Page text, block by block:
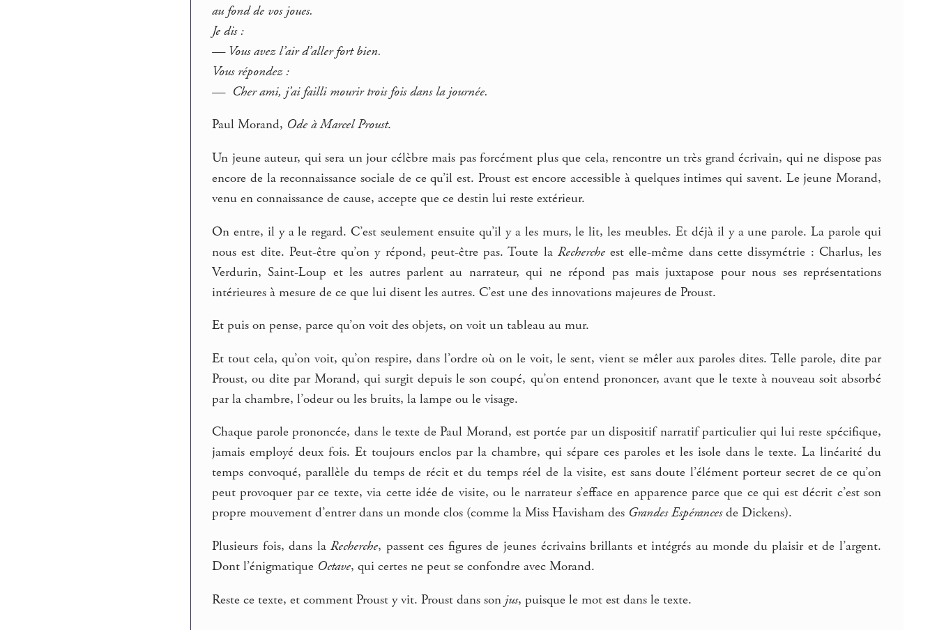
au fond de vos joues.
Je dis :
— Vous avez l’air d’aller fort bien.
Vous répondez :
— Cher ami, j’ai failli mourir trois fois dans la journée.
Paul Morand, Ode à Marcel Proust.
Un jeune auteur, qui sera un jour célèbre mais pas forcément plus que cela, rencontre un très grand écrivain, qui ne dispose pas
encore de la reconnaissance sociale de ce qu’il est. Proust est encore accessible à quelques intimes qui savent. Le jeune Morand,
venu en connaissance de cause, accepte que ce destin lui reste extérieur.
On entre, il y a le regard. C’est seulement ensuite qu’il y a les murs, le lit, les meubles. Et déjà il y a une parole. La parole qui
nous est dite. Peut-être qu’on y répond, peut-être pas. Toute la Rechercheest elle-même dans cette dissymétrie : Charlus, les
Verdurin, Saint-Loup et les autres parlent au narrateur, qui ne répond pas mais juxtapose pour nous ses représentations
intérieures à mesure de ce que lui disent les autres. C’est une des innovations majeures de Proust.
Et puis on pense, parce qu’on voit des objets, on voit un tableau au mur.
Et tout cela, qu’on voit, qu’on respire, dans l’ordre où on le voit, le sent, vient se mêler aux paroles dites. Telle parole, dite par
Proust, ou dite par Morand, qui surgit depuis le son coupé, qu’on entend prononcer, avant que le texte à nouveau soit absorbé
par la chambre, l’odeur ou les bruits, la lampe ou le visage.
Chaque parole prononcée, dans le texte de Paul Morand, est portée par un dispositif narratif particulier qui lui reste spécifique,
jamais employé deux fois. Et toujours enclos par la chambre, qui sépare ces paroles et les isole dans le texte. La linéarité du
temps convoqué, parallèle du temps de récit et du temps réel de la visite, est sans doute l’élément porteur secret de ce qu’on
peut provoquer par ce texte, via cette idée de visite, ou le narrateur s’efface en apparence parce que ce qui est décrit c’est son
propre mouvement d’entrer dans un monde clos (comme la Miss Havisham des Grandes Espérancesde Dickens).
Plusieurs fois, dans laRecherche, passent ces figures de jeunes écrivains brillants et intégrés au monde du plaisir et de l’argent.
Dont l’énigmatique Octave, qui certes ne peut se confondre avec Morand.
Reste ce texte, et comment Proust y vit. Proust dans son jus, puisque le mot est dans le texte.